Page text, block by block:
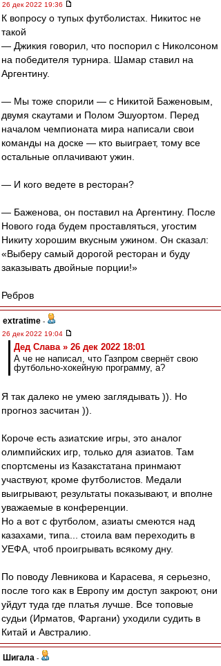
26 дек 2022 19:36
К вопросу о тупых футболистах. Никитос не
такой
— Джикия говорил, что поспорил с Николсоном
на победителя турнира. Шамар ставил на
Аргентину.
— Мы тоже спорили — с Никитой Баженовым,
двумя скаутами и Полом Эшуортом. Перед
началом чемпионата мира написали свои
команды на доске — кто выиграет, тому все
остальные оплачивают ужин.
— И кого ведете в ресторан?
— Баженова, он поставил на Аргентину. После
Нового года будем проставляться, угостим
Никиту хорошим вкусным ужином. Он сказал:
«Выберу самый дорогой ресторан и буду
заказывать двойные порции!»
Ребров
extratime -
26 дек 2022 19:04
Дед Слава » 26 дек 2022 18:01
А че не написал, что Газпром свернёт свою
футбольно-хокейную программу, а?
Я так далеко не умею заглядывать )). Но
прогноз засчитан )).
Короче есть азиатские игры, это аналог
олимпийских игр, только для азиатов. Там
спортсмены из Казакстатана принмают
участвуют, кроме футболистов. Медали
выигрывают, результаты показывают, и вполне
уважаемые в конференции.
Но а вот с футболом, азиаты смеются над
казахами, типа... стоила вам переходить в
УЕФА, чтоб проигрывать всякому дну.
По поводу Левникова и Карасева, я серьезно,
после того как в Европу им доступ закроют, они
уйдут туда где платья лучше. Все топовые
судьи (Ирматов, Фаргани) уходили судить в
Китай и Австралию.
Шигала -